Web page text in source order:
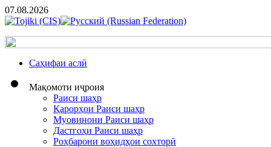
07.08.2026
Cаҳифаи аслӣ
Мақомоти иҷроия
Раиси шаҳр
Қарорҳои Раиси шаҳр
Муовинони Раиси шаҳр
Дастгоҳи Раиси шаҳр
Роҳбарони воҳидҳои сохторӣ